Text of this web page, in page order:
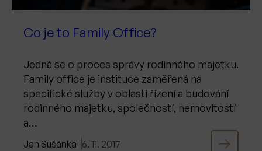
Co je to Family Office?
Jedná se o proces správy rodinného majetku.
Family office je instituce zaměřená na
specifické služby v oblasti řízení a budování
rodinného majetku, společností, nemovitostí
a…
Jan Sušánka 6. 11. 2017